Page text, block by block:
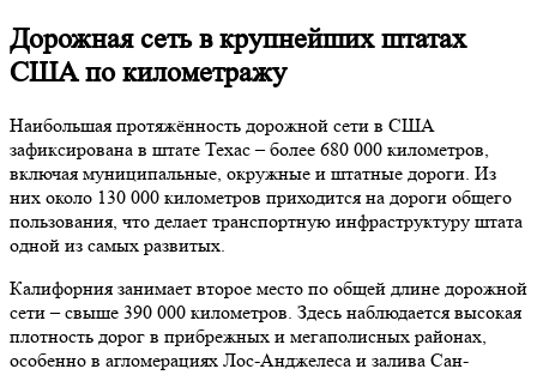
Дорожная сеть в крупнейших штатах
США по километражу
Наибольшая протяжённость дорожной сети в США
зафиксирована в штате Техас – более 680 000 километров,
включая муниципальные, окружные и штатные дороги. Из
них около 130 000 километров приходится на дороги общего
пользования, что делает транспортную инфраструктуру штата
одной из самых развитых.
Калифорния занимает второе место по общей длине дорожной
сети – свыше 390 000 километров. Здесь наблюдается высокая
плотность дорог в прибрежных и мегаполисных районах,
особенно в агломерациях Лос-Анджелеса и залива Сан-